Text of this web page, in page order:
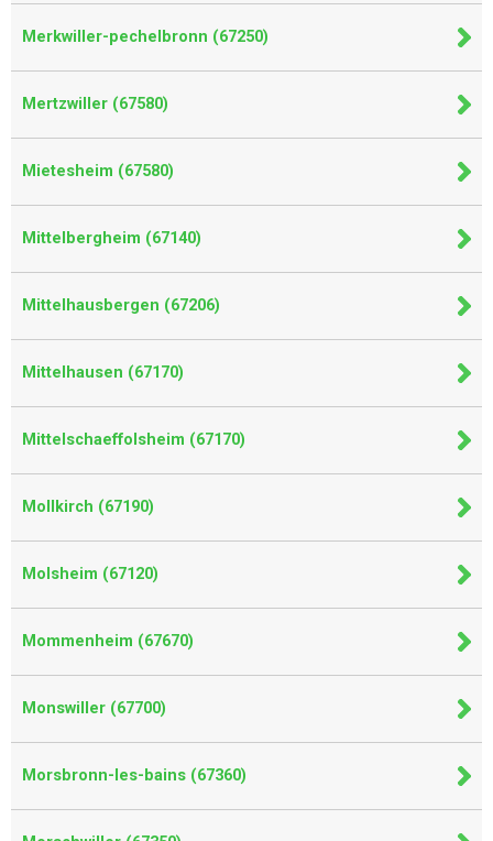
Merkwiller-pechelbronn (67250)
Mertzwiller (67580)
Mietesheim (67580)
Mittelbergheim (67140)
Mittelhausbergen (67206)
Mittelhausen (67170)
Mittelschaeffolsheim (67170)
Mollkirch (67190)
Molsheim (67120)
Mommenheim (67670)
Monswiller (67700)
Morsbronn-les-bains (67360)